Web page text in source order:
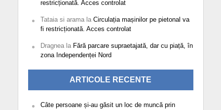
restricționată. Acces controlat
Tataia si aramala Circulația mașinilor pe pietonal va
fi restricționată. Acces controlat
Dragneala Fără parcare supraetajată, dar cu piață, în
zona Independenței Nord
ARTICOLE RECENTE
Câte persoane și-au găsit un loc de muncă prin